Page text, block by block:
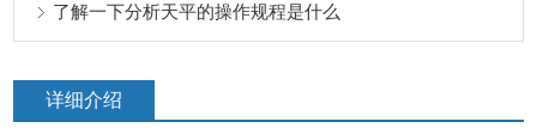
了解一下分析天平的操作规程是什么
详细介绍